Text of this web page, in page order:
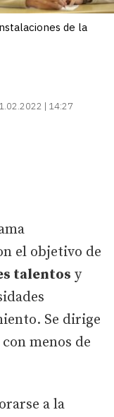
de la
| 14:27
el objetivo de
talentos y
Se dirige
menos de
a la